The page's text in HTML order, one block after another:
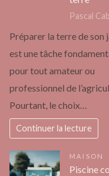
Pascal
Préparer la terre de son
est une tâche
pour tout amateur ou
professionnel de
Pourtant, le choix…
Continuer la lecture
MAISON
Piscine